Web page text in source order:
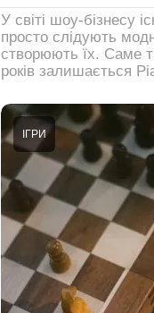
У світі шоу-бізнесу
просто слідують
створюють їх. Саме
років залишається
ІГРИ